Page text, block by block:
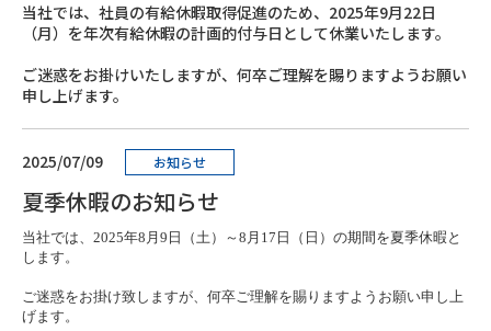
当社では、社員の有給休暇取得促進のため、2025年9月22日
（月）を年次有給休暇の計画的付与日として休業いたします。
ご迷惑をお掛けいたしますが、何卒ご理解を賜りますようお願い
申し上げます。
2025/07/09 お知らせ
夏季休暇のお知らせ
当社では、 2025年8月9日（土）～8月17日（日） の期間を夏季休暇と
します。
ご迷惑をお掛け致しますが、何卒ご理解を賜りますようお願い申し上
げます。